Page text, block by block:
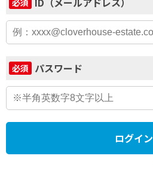
必須
必須 パスワード
ログイン